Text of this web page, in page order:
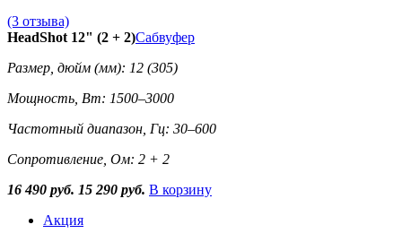
(3 отзыва)
HeadShot 12" (2 + 2)Сабвуфер
Размер, дюйм (мм): 12 (305)
Мощность, Вт: 1500–3000
Частотный диапазон, Гц: 30–600
Сопротивление, Ом: 2 + 2
16 490 руб. 15 290 руб. В корзину
Акция